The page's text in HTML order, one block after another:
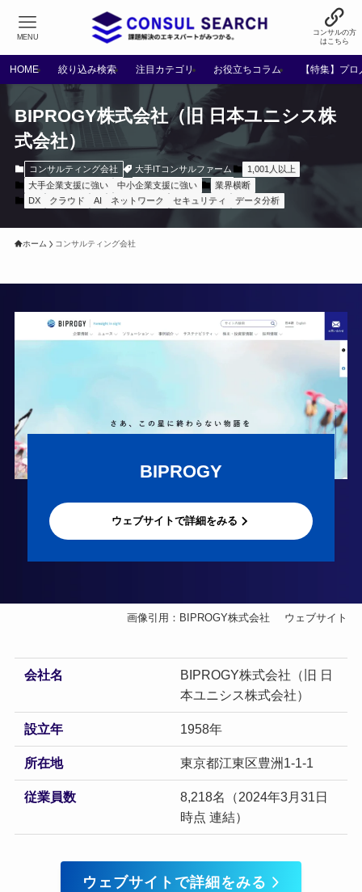
コンサルの方
はこちら
MENU
HOME 絞り込み検索 注目カテゴリ お役立ちコラム 【特集】プ
BIPROGY株式会社（旧 日本ユニシス株
式会社）
コンサルティング会社 大手ITコンサルファーム
1,001人以上
大手企業支援に強い
中小企業支援に強い
業界横断
DX
クラウド AI ネットワーク セキュリティ データ分析
ホーム コンサルティング会社
BIPROGY
ウェブサイトで詳細をみる
画像引用：BIPROGY株式会社 ウェブサイト
会社名
BIPROGY株式会社（旧 日
本ユニシス株式会社）
設立年 1958年
所在地 東京都江東区豊洲1-1-1
従業員数
8,218名（2024年3月31日
時点 連結）
ウェブサイトで詳細をみる